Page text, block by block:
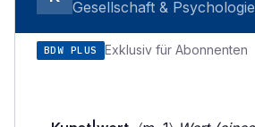
Gesellschaft & Psychologie
BDW PLUS Exklusiv für Abonnenten